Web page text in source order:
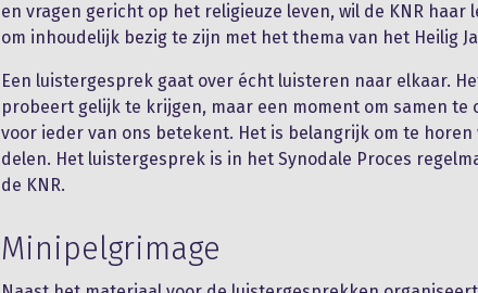
en vragen gericht op het religieuze leven, wil de KNR haar
om inhoudelijk bezig te zijn met het thema van het Heilig
Een luistergesprek gaat over écht luisteren naar elkaar.
probeert gelijk te krijgen, maar een moment om samen te
voor ieder van ons betekent. Het is belangrijk om te
delen. Het luistergesprek is in het Synodale Proces
de KNR.
Minipelgrimage